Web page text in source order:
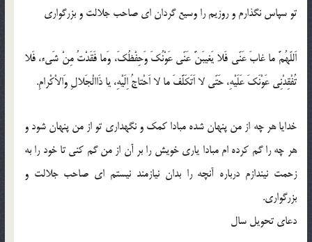
تو سپاس نگذارم و روزیم را وسیع گردان ای صاحب جلالت و بزرگواری
اَللّهُمَّ ما غابَ عَنّی فَلا یَغیبَنَّ عَنّی عَوْنُکَ وَحِفْظُکَ، وَما فَقَدْتُ مِنْ شَیء، فَلا
تُفْقِدْنِی عَوْنَکَ عَلَیْهِ، حَتّی لا اَتَکَلَّفَ ما لا اَحْتاجُ اِلَیْهِ، یا ذَاالْجَلالِ وَالاْکْرامِ.
خدایا هر چه از من پنهان شده مبادا کمک و نگهداری تو از من پنهان شود و
هر چه را گم کرده ام مبادا یاری خویش را بر آن از من گم کنی تا خود را به
زحمت نیندازم درباره آنچه را بدان نیازمند نیستم ای صاحب جلالت و
بزرگواری.
دعای تحویل سال